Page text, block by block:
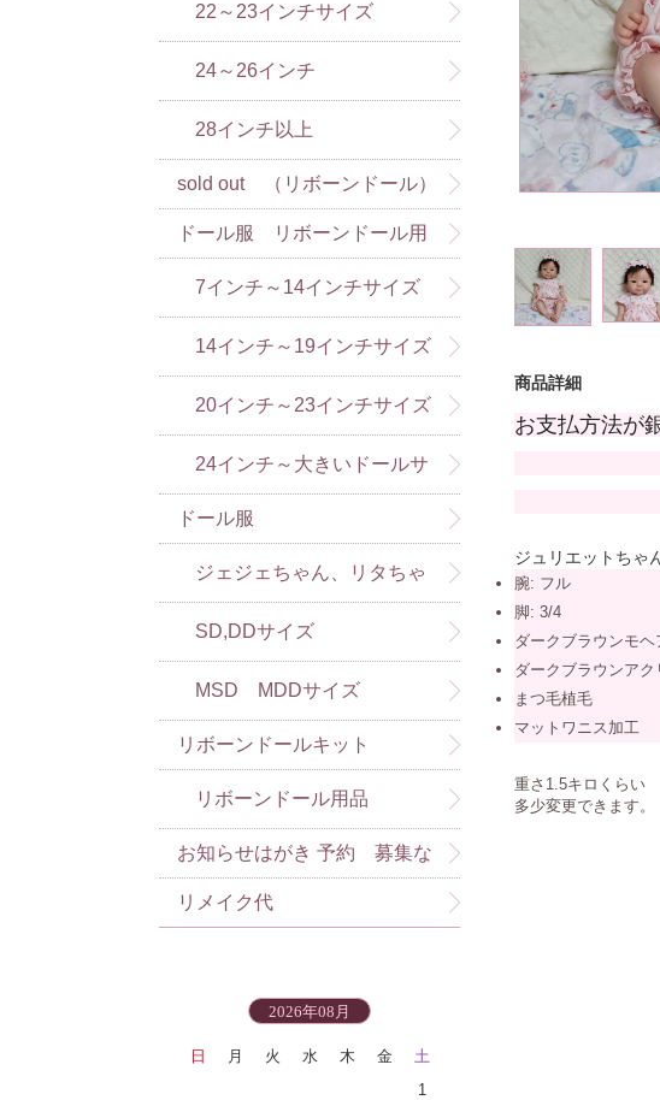
商品詳細
お支払方法が
Juliette
ジュリエットちゃ
腕: フル
脚: 3/4
ダークブラウンモヘ
ダークブラウンアク
まつ毛植毛
マットワニス加工
重さ1.5キロくらい
多少変更できます。
22～23インチサイズ
24～26インチ
28インチ以上
sold out （リボーンドール）
ドール服 リボーンドール用
（アドラドール含）
7インチ～14インチサイズ
14インチ～19インチサイズ
20インチ～23インチサイズ
24インチ～大きいドールサ
イズ
ドール服
ジェジェちゃん、リタちゃ
んなど）
SD,DDサイズ
MSD MDDサイズ
リボーンドールキット
リボーンドール用品
お知らせはがき 予約 募集な
ど
リメイク代
2026年08月
日 月 火 水 木 金
土
1